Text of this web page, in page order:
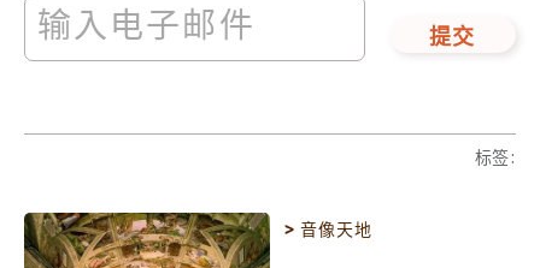
提交
标签:
>音像天地